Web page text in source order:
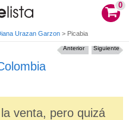
0
Urazan Garzon > Picabia
Siguiente
Anterior
venta, pero quizá